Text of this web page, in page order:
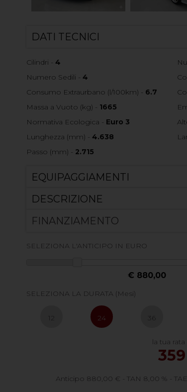
DATI TECNICI
Cilindri - 4
Numero Sedili - 4
Consumo Extraurbano (l/100km) - 6.7
Massa a Vuoto (kg) - 1665
Normativa Ecologica - Euro 3
Lunghezza (mm) - 4.638
Passo (mm) - 2.715
EQUIPAGGIAMENTI
DESCRIZIONE
FINANZIAMENTO
SELEZIONA L'ANTICIPO IN EURO
€ 880,00
SELEZIONA LA DURATA (Mesi)
12 24 36
la tua rata
359
Anticipo 880,00 € - TAN 8,00 % -